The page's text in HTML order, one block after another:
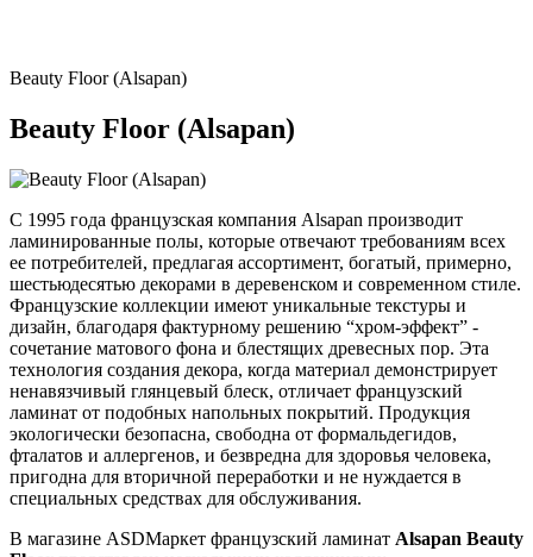
Beauty Floor (Alsapan)
Beauty Floor (Alsapan)
С 1995 года французская компания Alsapan производит
ламинированные полы, которые отвечают требованиям всех
ее потребителей, предлагая ассортимент, богатый, примерно,
шестьюдесятью декорами в деревенском и современном стиле.
Французские коллекции имеют уникальные текстуры и
дизайн, благодаря фактурному решению “хром-эффект” -
сочетание матового фона и блестящих древесных пор. Эта
технология создания декора, когда материал демонстрирует
ненавязчивый глянцевый блеск, отличает французский
ламинат от подобных напольных покрытий. Продукция
экологически безопасна, свободна от формальдегидов,
фталатов и аллергенов, и безвредна для здоровья человека,
пригодна для вторичной переработки и не нуждается в
специальных средствах для обслуживания.
В магазине ASDМаркет французский ламинат Alsapan Beauty